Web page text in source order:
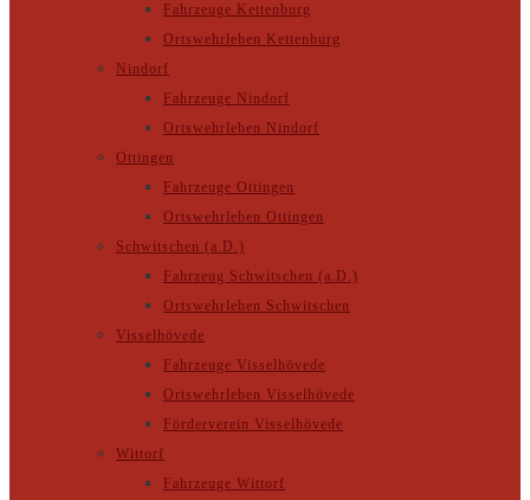
Fahrzeuge Kettenburg
Ortswehrleben Kettenburg
Nindorf
Fahrzeuge Nindorf
Ortswehrleben Nindorf
Ottingen
Fahrzeuge Ottingen
Ortswehrleben Ottingen
Schwitschen (a.D.)
Fahrzeug Schwitschen (a.D.)
Ortswehrleben Schwitschen
Visselhövede
Fahrzeuge Visselhövede
Ortswehrleben Visselhövede
Förderverein Visselhövede
Wittorf
Fahrzeuge Wittorf